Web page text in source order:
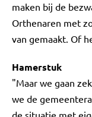
maken bij de
Orthenaren met
van gemaakt. Of
Hamerstuk
"Maar we gaan
we de
de situatie met